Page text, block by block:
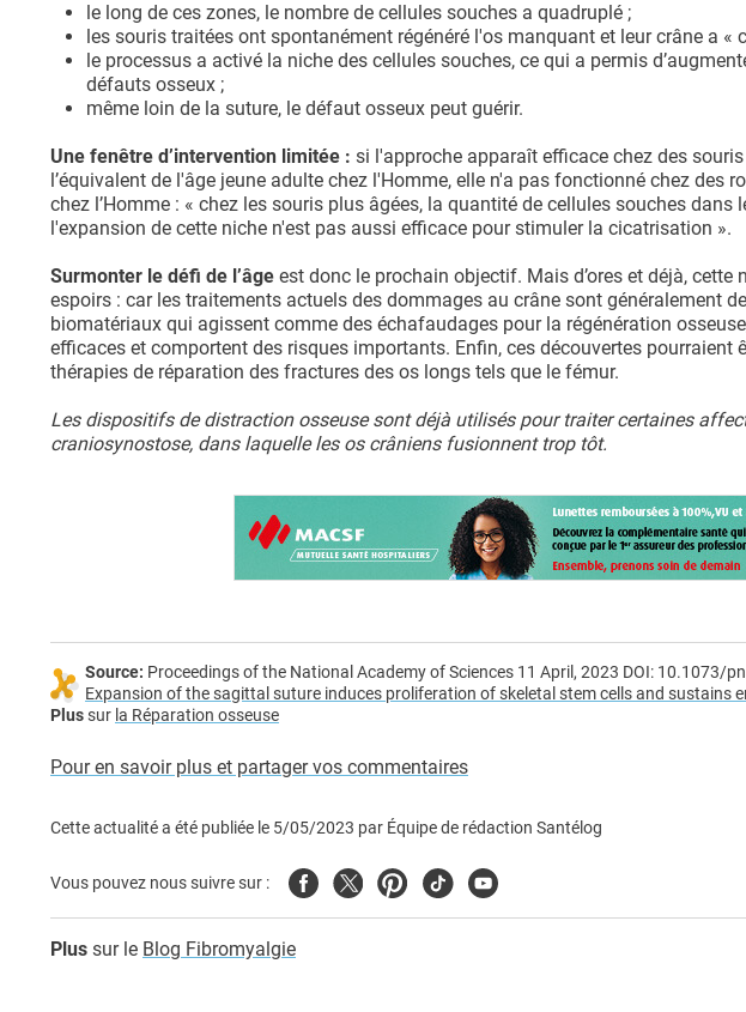
le long de ces zones, le nombre de cellules souches a quadruplé ;
les souris traitées ont spontanément régénéré l'os manquant et leur crâne a «
le processus a activé la niche des cellules souches, ce qui a permis
défauts osseux ;
même loin de la suture, le défaut osseux peut guérir.
Une fenêtre d’intervention limitée : si l'approche apparaît efficace chez des
l’équivalent de l'âge jeune adulte chez l'Homme, elle n'a pas fonctionné chez des
chez l’Homme : « chez les souris plus âgées, la quantité de cellules souches
l'expansion de cette niche n'est pas aussi efficace pour stimuler la cicatrisation ».
Surmonter le défi de l’âge est donc le prochain objectif. Mais d’ores et déjà,
espoirs : car les traitements actuels des dommages au crâne sont généralement
biomatériaux qui agissent comme des échafaudages pour la régénération
efficaces et comportent des risques importants. Enfin, ces découvertes pourraient
thérapies de réparation des fractures des os longs tels que le fémur.
Les dispositifs de distraction osseuse sont déjà utilisés pour traiter certaines
craniosynostose, dans laquelle les os crâniens fusionnent trop tôt.
Source: Proceedings of the National Academy of Sciences 11 April, 2023 DOI: 10.1073/
Expansion of the sagittal suture induces proliferation of skeletal stem cells and sustains
Plussur la Réparation osseuse
Pour en savoir plus et partager vos commentaires
Cette actualité a été publiée le 5/05/2023 par Équipe de rédaction Santélog
Vous pouvez nous suivre sur : FacebookTwitterPinterest
TiktokYoutube
Plus sur le Blog Fibromyalgie